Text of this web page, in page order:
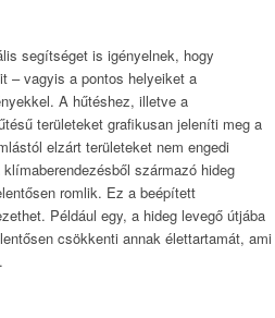
segítséget is igényelnek, hogy
– vagyis a pontos helyeiket a
A hűtéshez, illetve a
területeket grafikusan jeleníti meg a
elzárt területeket nem engedi
származó hideg
romlik. Ez a beépített
Például egy, a hideg levegő útjába
csökkenti annak élettartamát, ami